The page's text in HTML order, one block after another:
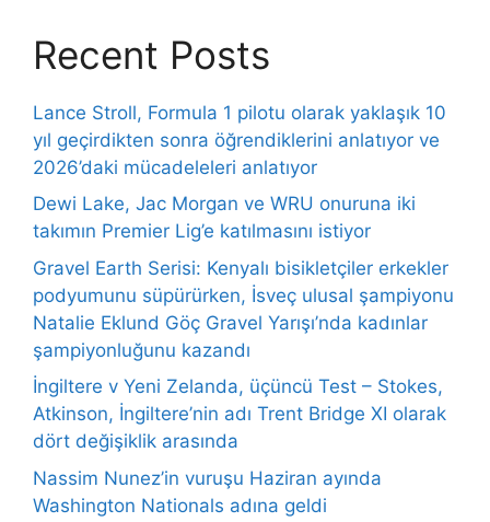
Recent Posts
Lance Stroll, Formula 1 pilotu olarak yaklaşık 10
yıl geçirdikten sonra öğrendiklerini anlatıyor ve
2026’daki mücadeleleri anlatıyor
Dewi Lake, Jac Morgan ve WRU onuruna iki
takımın Premier Lig’e katılmasını istiyor
Gravel Earth Serisi: Kenyalı bisikletçiler erkekler
podyumunu süpürürken, İsveç ulusal şampiyonu
Natalie Eklund Göç Gravel Yarışı’nda kadınlar
şampiyonluğunu kazandı
İngiltere v Yeni Zelanda, üçüncü Test – Stokes,
Atkinson, İngiltere’nin adı Trent Bridge XI olarak
dört değişiklik arasında
Nassim Nunez’in vuruşu Haziran ayında
Washington Nationals adına geldi